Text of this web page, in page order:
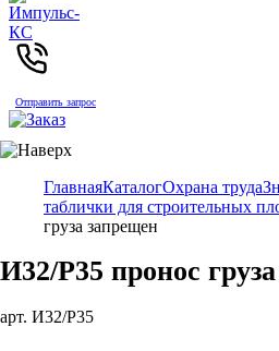
Отправить запрос
ГлавнаяКаталогОхрана труда
таблички для строительных
груза запрещен
И32/Р35 пронос
арт. И32/Р35